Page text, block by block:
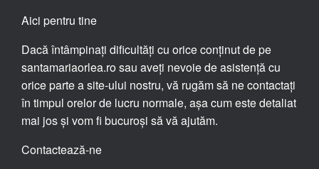
Aici pentru tine
Dacă întâmpinați dificultăți cu orice conținut de pe
santamariaorlea.ro sau aveți nevoie de asistență cu
orice parte a site-ului nostru, vă rugăm să ne contactați
în timpul orelor de lucru normale, așa cum este detaliat
mai jos și vom fi bucuroși să vă ajutăm.
Contactează-ne